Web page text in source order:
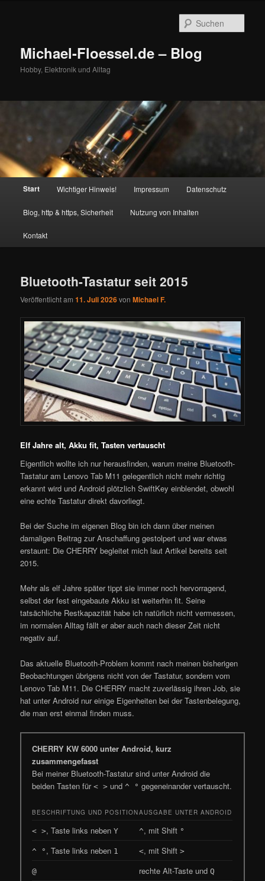
Michael-Floessel.de – Blog
Hobby, Elektronik und Alltag
Hauptmenü
Start Wichtiger Hinweis! Impressum Datenschutz
Blog, http & https, Sicherheit Nutzung von Inhalten
Kontakt
Bluetooth-Tastatur seit 2015
Veröffentlicht am11. Juli 2026vonMichael F.
Elf Jahre alt, Akku fit, Tasten vertauscht
Eigentlich wollte ich nur herausfinden, warum meine Bluetooth-
Tastatur am Lenovo Tab M11 gelegentlich nicht mehr richtig
erkannt wird und Android plötzlich SwiftKey einblendet, obwohl
eine echte Tastatur direkt davorliegt.
Bei der Suche im eigenen Blog bin ich dann über meinen
damaligen Beitrag zur Anschaffung gestolpert und war etwas
erstaunt: Die CHERRY begleitet mich laut Artikel bereits seit
2015.
Mehr als elf Jahre später tippt sie immer noch hervorragend,
selbst der fest eingebaute Akku ist weiterhin fit. Seine
tatsächliche Restkapazität habe ich natürlich nicht vermessen,
im normalen Alltag fällt er aber auch nach dieser Zeit nicht
negativ auf.
Das aktuelle Bluetooth-Problem kommt nach meinen bisherigen
Beobachtungen übrigens nicht von der Tastatur, sondern vom
Lenovo Tab M11. Die CHERRY macht zuverlässig ihren Job, sie
hat unter Android nur einige Eigenheiten bei der Tastenbelegung,
die man erst einmal finden muss.
CHERRY KW 6000 unter Android, kurz
zusammengefasst
Bei meiner Bluetooth-Tastatur sind unter Android die
beiden Tasten für< > und^ ° gegeneinander vertauscht.
BESCHRIFTUNG UND POSITIONAUSGABE UNTER ANDROID
< >, Taste links nebenY ^, mit Shift °
^ ° , Taste links neben 1 <, mit Shift>
@ rechte Alt-Taste undQ